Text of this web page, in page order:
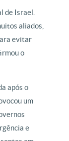
de Israel.
aliados,
evitar
o
após o
um
e